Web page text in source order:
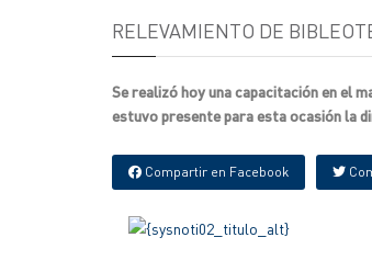
RELEVAMIENTO DE
Se realizó hoy una capacitación en el
estuvo presente para esta ocasión la
Compartir en Facebook